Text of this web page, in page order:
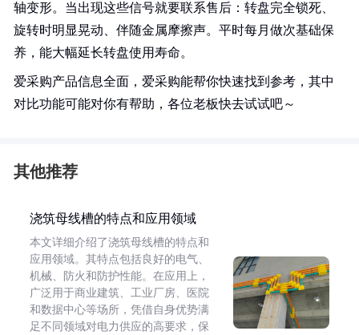
轴变形。当出现这些信号就要联系售后：转盘完全锁死、
旋转时明显晃动、伴随金属摩擦声。平时每月做次基础保
养，能大幅延长转盘使用寿命。
爱采购产品信息全面，爱采购能帮你快速找到参考，其中
对比功能可能对你有帮助，各位老板快去试试吧～
其他推荐
浇筑母线槽的特点和应用领域
本文详细介绍了浇筑母线槽的特点和
应用领域。其特点包括良好的电气、
机械、防火和防护性能。在应用上，
广泛用于商业建筑、工业厂房、医院
和数据中心等场所，凭借自身优势满
足不同领域对电力供应的高要求，保